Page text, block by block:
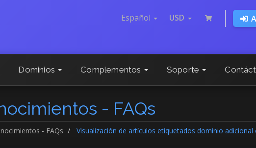
Español USD
Dominios Complementos Soporte
- FAQs
- FAQs Visualización de artículos etiquetados dominio adicional